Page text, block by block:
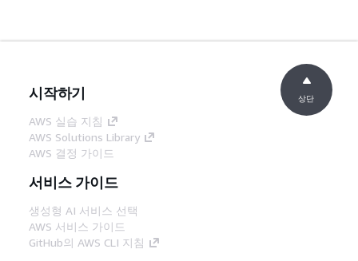
시작하기
AWS 실습 지침
AWS Solutions Library
AWS 결정 가이드
서비스 가이드
생성형 AI 서비스 선택
AWS 서비스 가이드
GitHub의 AWS CLI 지침
상단